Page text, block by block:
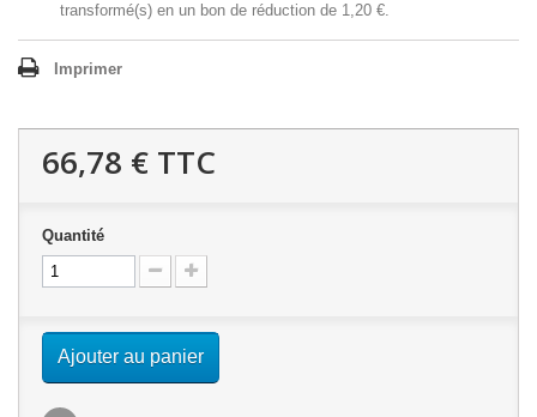
transformé(s) en un bon de réduction de 1,20 €.
Imprimer
66,78 € TTC
Quantité
Ajouter au panier